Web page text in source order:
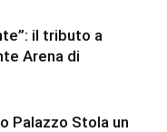
il tributo a
Arena di
Palazzo Stola un